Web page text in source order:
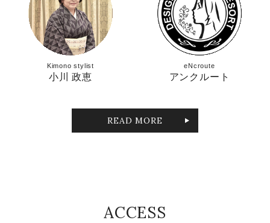
Kimono stylist
小川 政恵
eNcroute
アンクルート
READ MORE
ACCESS